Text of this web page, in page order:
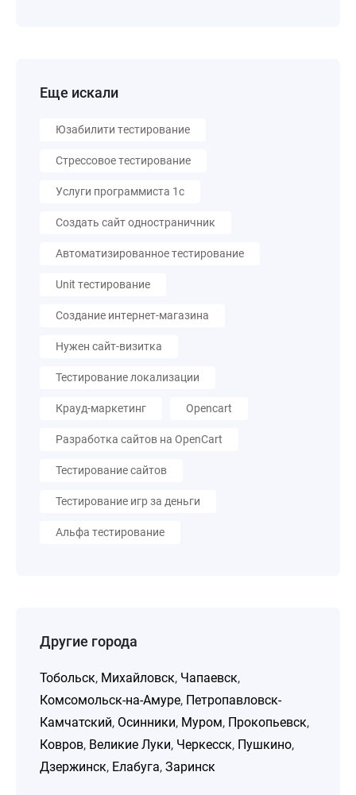
Еще искали
Юзабилити тестирование
Стрессовое тестирование
Услуги программиста 1с
Создать сайт одностраничник
Автоматизированное тестирование
Unit тестирование
Создание интернет-магазина
Нужен сайт-визитка
Тестирование локализации
Крауд-маркетинг Opencart
Разработка сайтов на OpenCart
Тестирование сайтов
Тестирование игр за деньги
Альфа тестирование
Другие города
Тобольск, Михайловск, Чапаевск,
Комсомольск-на-Амуре, Петропавловск-
Камчатский, Осинники, Муром, Прокопьевск,
Ковров, Великие Луки, Черкесск, Пушкино,
Дзержинск, Елабуга, Заринск